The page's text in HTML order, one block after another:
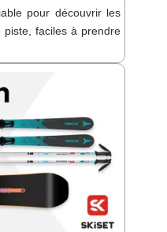
pour découvrir les
piste, faciles à prendre